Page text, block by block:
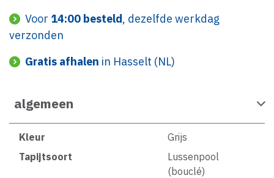
Voor 14:00 besteld, dezelfde werkdag
verzonden
Gratis afhalen in Hasselt (NL)
algemeen
Kleur
Grijs
Tapijtsoort
Lussenpool
(bouclé)